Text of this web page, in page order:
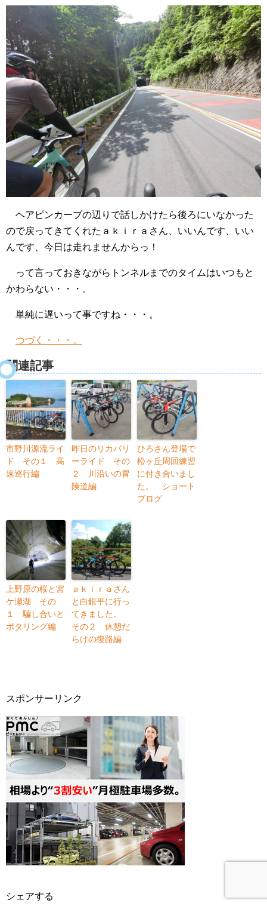
ヘアピンカーブの辺りで話しかけたら後ろにいなかった
ので戻ってきてくれたａｋｉｒａさん、いいんです、いい
んです、今日は走れませんからっ！
って言っておきながらトンネルまでのタイムはいつもと
かわらない・・・。
単純に遅いって事ですね・・・。
つづく・・・。
関連記事
市野川源流ライ
ド その１ 高
速巡行編
昨日のリカバリ
ーライド その
２ 川沿いの冒
険道編
ひろさん登場で
松ヶ丘周回練習
に付き合いまし
た。 ショート
ブログ
上野原の桜と宮
ケ瀬湖 その
１ 騙し合いと
ポタリング編
ａｋｉｒａさん
と白銀平に行っ
てきました。
その２ 休憩だ
らけの復路編
スポンサーリンク
シェアする